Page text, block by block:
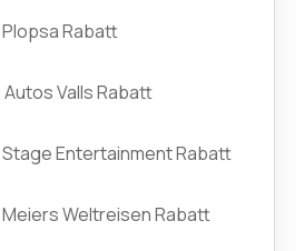
Plopsa Rabatt
Autos Valls Rabatt
Stage Entertainment Rabatt
Meiers Weltreisen Rabatt